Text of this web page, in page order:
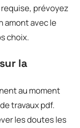
prévoyez
amont avec le
choix.
la
au moment
travaux pdf.
les doutes les